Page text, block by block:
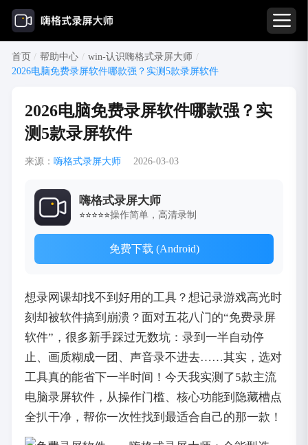
首页 / 帮助中心 / win-认识嗨格式录屏大师 /
2026电脑免费录屏软件哪款强？实测5款录屏软件
2026电脑免费录屏软件哪款强？实
测5款录屏软件
来源： 嗨格式录屏大师 2026-03-03
嗨格式录屏大师
⭐⭐⭐⭐⭐操作简单，高清录制
免费下载 (Android)
想录网课却找不到好用的工具？想记录游戏高光时
刻却被软件搞到崩溃？面对五花八门的“免费录屏
软件”，很多新手踩过无数坑：录到一半自动停
止、画质糊成一团、声音录不进去……其实，选对
工具真的能省下一半时间！今天我实测了5款主流
电脑录屏软件，从操作门槛、核心功能到隐藏槽点
全扒干净，帮你一次性找到最适合自己的那一款！